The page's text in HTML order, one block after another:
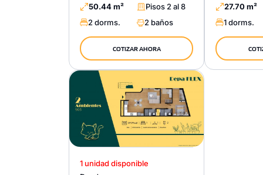
50.44 m²
Pisos 2 al 8
2 dorms.
2 baños
COTIZAR AHORA
27.70 m²
1 dorms.
1 unidad disponible